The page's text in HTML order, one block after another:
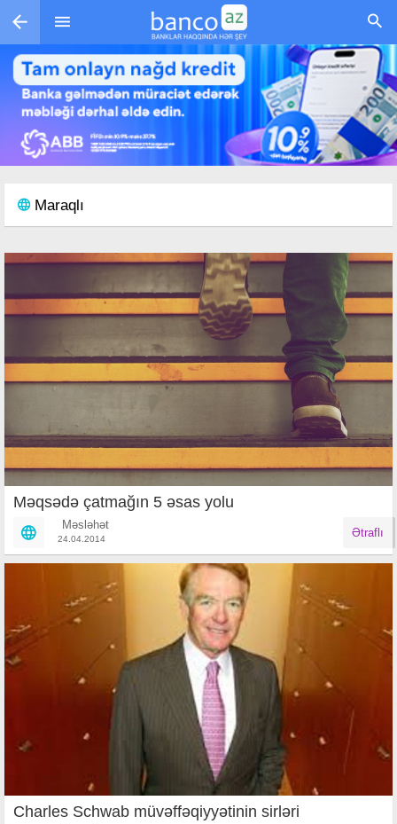
Skip to main content
Maraqlı
Məqsədə çatmağın 5 əsas yolu
Məsləhət
24.04.2014 Ətraflı
Charles Schwab müvəffəqiyyətinin sirləri